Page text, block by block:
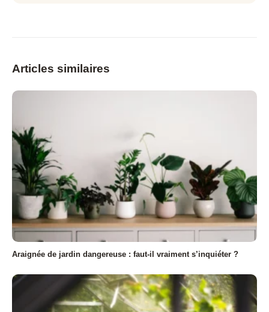
Articles similaires
Araignée de jardin dangereuse : faut-il vraiment s’inquiéter ?